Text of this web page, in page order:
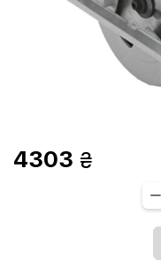
4303